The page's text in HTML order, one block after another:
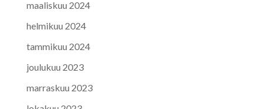
maaliskuu 2024
helmikuu 2024
tammikuu 2024
joulukuu 2023
marraskuu 2023